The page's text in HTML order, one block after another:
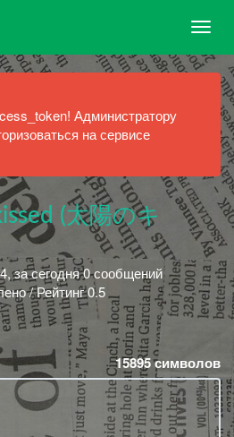
Администратору
на сервисе
(太陽のキ
за сегодня 0 сообщений
/ Рейтинг 0.5
15895символов